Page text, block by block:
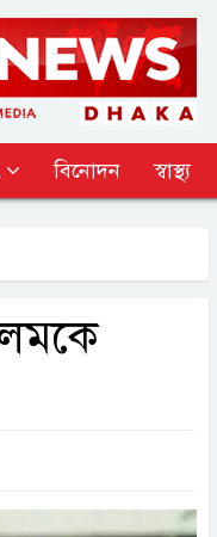
বিনোদন স্বাস্থ্য